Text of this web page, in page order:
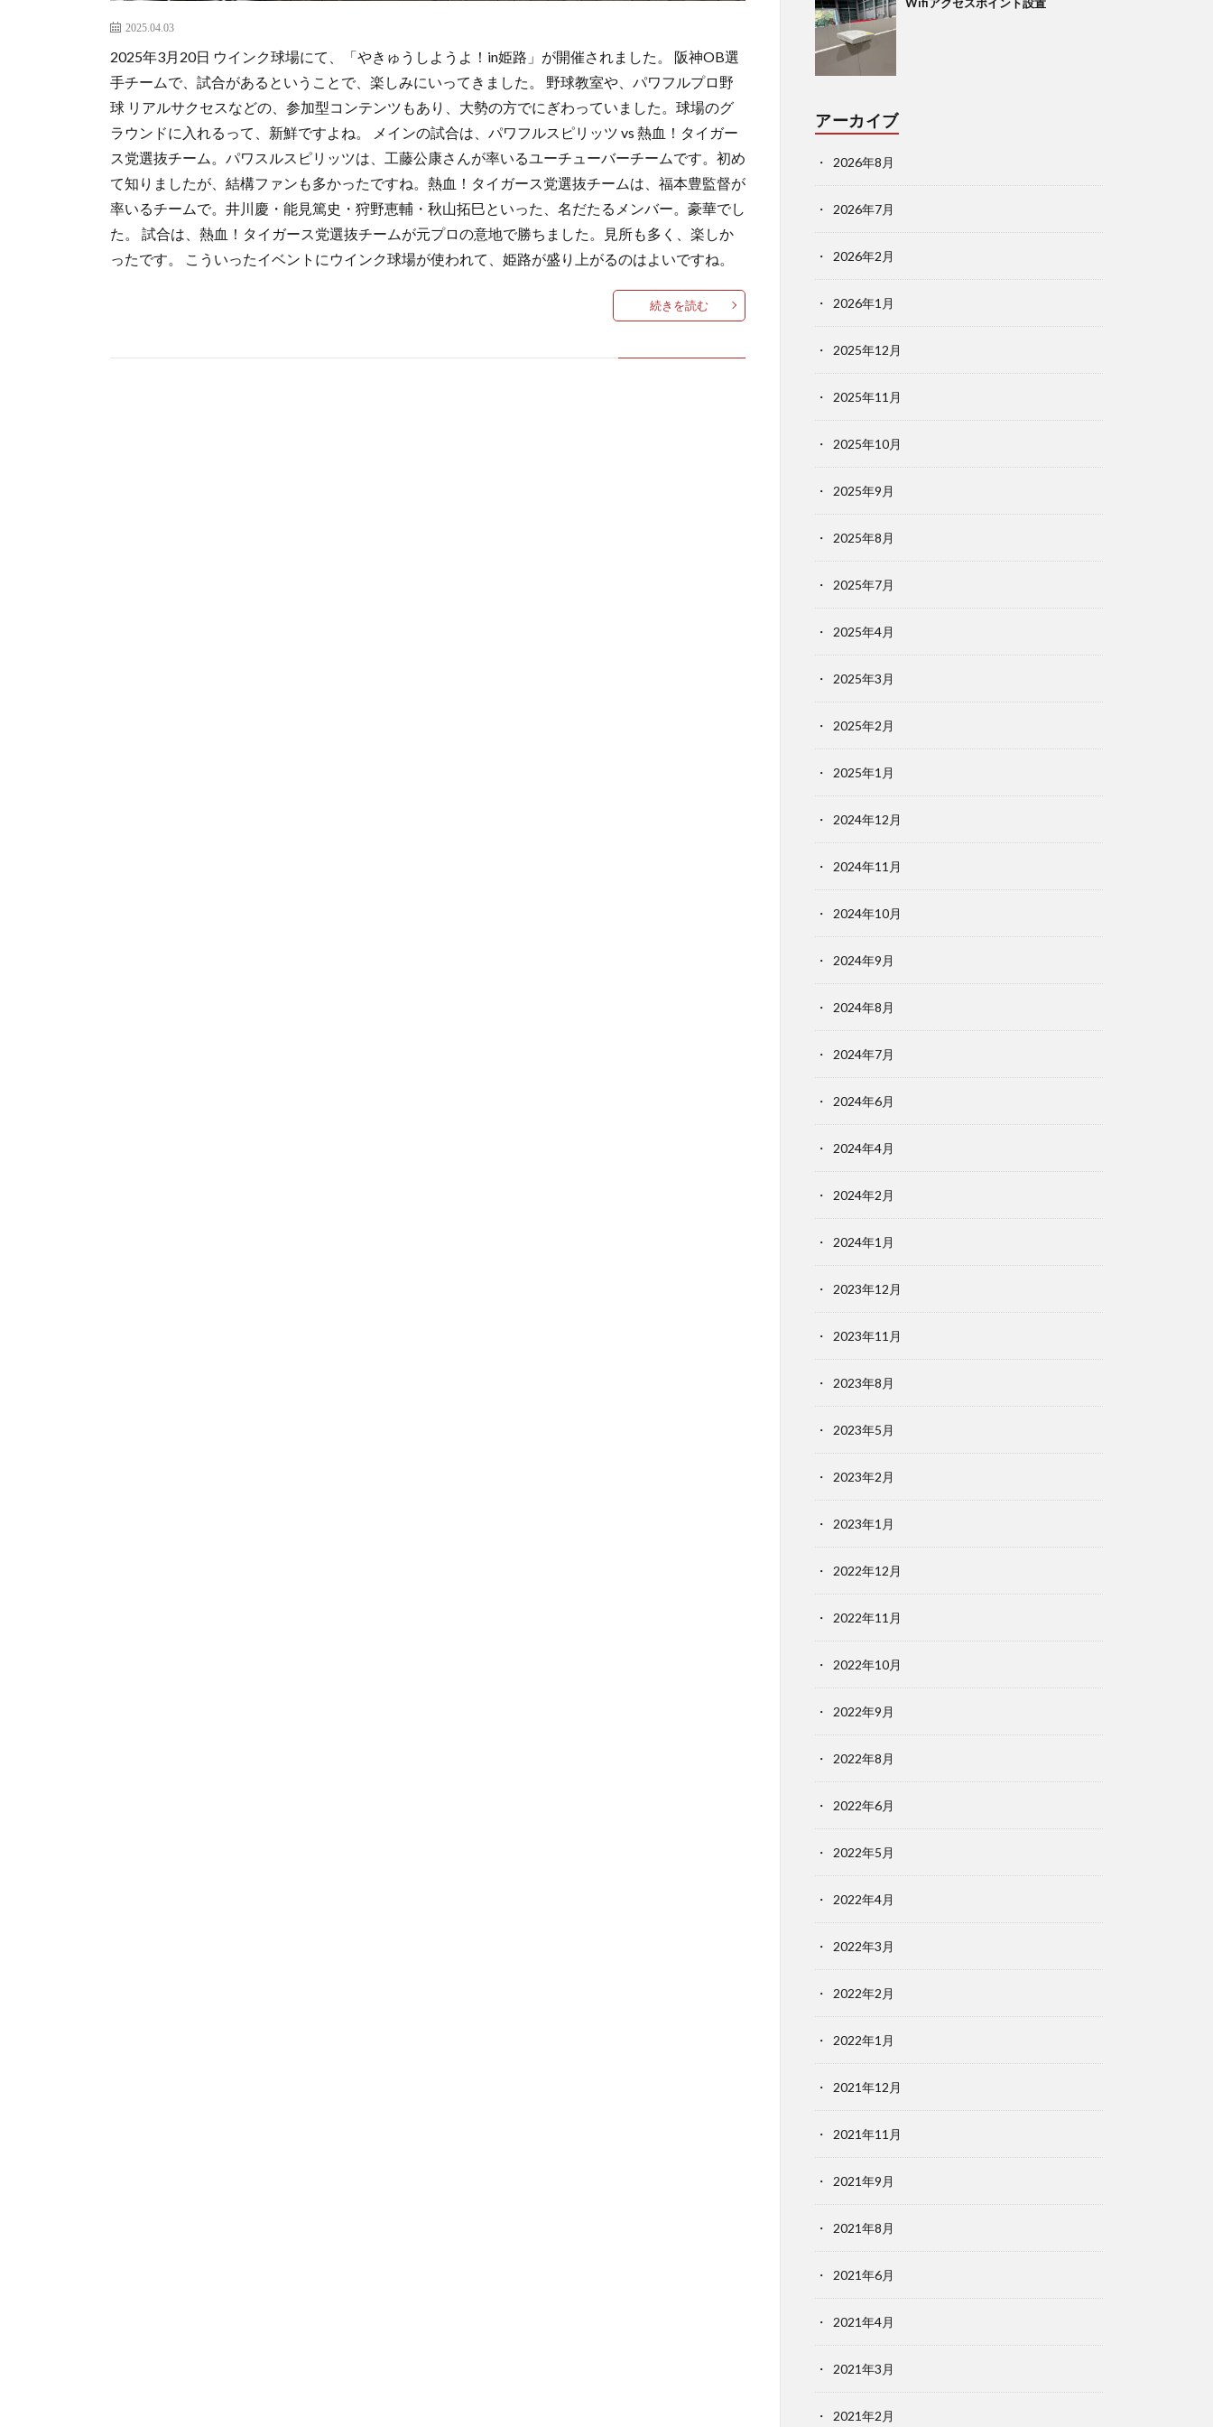
2025.04.03
2025年3月20日 ウインク球場にて、「やきゅうしようよ！in姫路」が開催されました。 阪神OB選
手チームで、試合があるということで、楽しみにいってきました。 野球教室や、パワフルプロ野
球 リアルサクセスなどの、参加型コンテンツもあり、大勢の方でにぎわっていました。球場のグ
ラウンドに入れるって、新鮮ですよね。 メインの試合は、パワフルスピリッツ vs 熱血！タイガー
ス党選抜チーム。パワスルスピリッツは、工藤公康さんが率いるユーチューバーチームです。初め
て知りましたが、結構ファンも多かったですね。熱血！タイガース党選抜チームは、福本豊監督が
率いるチームで。井川慶​・能見篤史・狩野恵輔・秋山拓巳​といった、名だたるメンバー。豪華でし
た。 試合は、熱血！タイガース党選抜チームが元プロの意地で勝ちました。見所も多く、楽しか
ったです。 こういったイベントにウインク球場が使われて、姫路が盛り上がるのはよいですね。
続きを読む
アーカイブ
2026年8月
2026年7月
2026年2月
2026年1月
2025年12月
2025年11月
2025年10月
2025年9月
2025年8月
2025年7月
2025年4月
2025年3月
2025年2月
2025年1月
2024年12月
2024年11月
2024年10月
2024年9月
2024年8月
2024年7月
2024年6月
2024年4月
2024年2月
2024年1月
2023年12月
2023年11月
2023年8月
2023年5月
2023年2月
2023年1月
2022年12月
2022年11月
2022年10月
2022年9月
2022年8月
2022年6月
2022年5月
2022年4月
2022年3月
2022年2月
2022年1月
2021年12月
2021年11月
2021年9月
2021年8月
2021年6月
2021年4月
2021年3月
2021年2月